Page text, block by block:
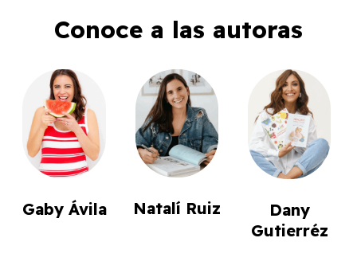
Conoce a las autoras
Gaby Ávila Natalí Ruiz
Dany
Gutierréz